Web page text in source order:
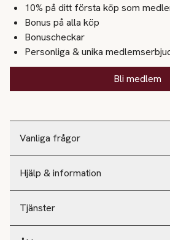
Vanliga frågor
Hjälp & information
Tjänster
10% på ditt första köp som
Bonus på alla köp
Bonuscheckar
Personliga & unika
Bli medlem